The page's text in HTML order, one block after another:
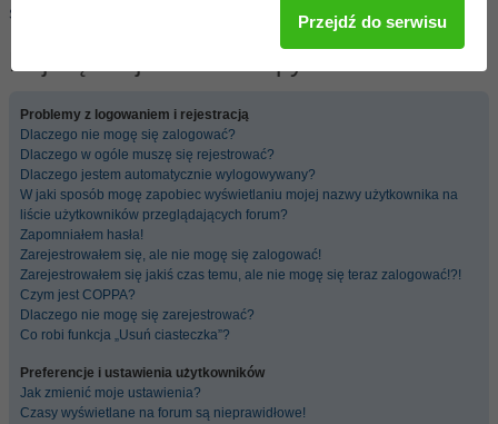
Skocz do:
Najczęściej zadawane pytania
Problemy z logowaniem i rejestracją
Dlaczego nie mogę się zalogować?
Dlaczego w ogóle muszę się rejestrować?
Dlaczego jestem automatycznie wylogowywany?
W jaki sposób mogę zapobiec wyświetlaniu mojej nazwy użytkownika na
liście użytkowników przeglądających forum?
Zapomniałem hasła!
Zarejestrowałem się, ale nie mogę się zalogować!
Zarejestrowałem się jakiś czas temu, ale nie mogę się teraz zalogować!?!
Czym jest COPPA?
Dlaczego nie mogę się zarejestrować?
Co robi funkcja „Usuń ciasteczka”?
Preferencje i ustawienia użytkowników
Jak zmienić moje ustawienia?
Czasy wyświetlane na forum są nieprawidłowe!
Przejdź do serwisu